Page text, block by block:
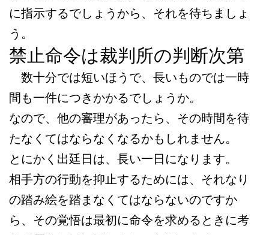
に指示するでしょうから、それを待ちましょ
う。
禁止命令は裁判所の判断次第
数十分では短いほうで、長いものでは一時
間も一件につきかかるでしょうか。
なので、他の審理があったら、その時間を待
たなくてはならなくなるかもしれません。
とにかく出廷日は、長い一日になります。
相手方の行動を抑止するためには、それなり
の踏み絵を踏まなくてはならないのですか
ら、その覚悟は最初に命令を求めるときに考